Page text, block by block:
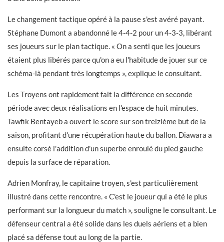
Le changement tactique opéré à la pause s'est avéré payant.
Stéphane Dumont a abandonné le 4-4-2 pour un 4-3-3, libérant
ses joueurs sur le plan tactique. « On a senti que les joueurs
étaient plus libérés parce qu'on a eu l'habitude de jouer sur ce
schéma-là pendant très longtemps », explique le consultant.
Les Troyens ont rapidement fait la différence en seconde
période avec deux réalisations en l'espace de huit minutes.
Tawfik Bentayeb a ouvert le score sur son treizième but de la
saison, profitant d'une récupération haute du ballon. Diawara a
ensuite corsé l'addition d'un superbe enroulé du pied gauche
depuis la surface de réparation.
Adrien Monfray, le capitaine troyen, s'est particulièrement
illustré dans cette rencontre. « C'est le joueur qui a été le plus
performant sur la longueur du match », souligne le consultant. Le
défenseur central a été solide dans les duels aériens et a bien
placé sa défense tout au long de la partie.